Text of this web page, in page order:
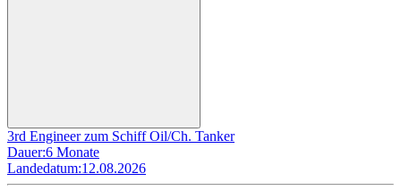
3rd Engineer zum Schiff Oil/Ch. Tanker
Dauer:6 Monate
Landedatum:12.08.2026